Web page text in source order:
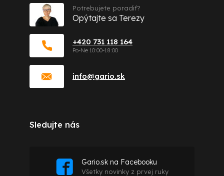
info@gario.sk
+420 731 118 164
Potrebujete poradiť?
Opýtajte sa Terezy
Sledujte nás
Gario.sk na Facebooku
Všetky novinky z prvej ruky